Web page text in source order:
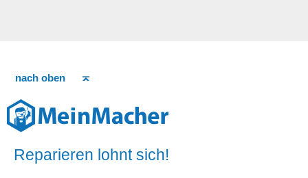
nach oben
Reparieren lohnt sich!